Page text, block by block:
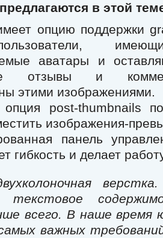
в этой
опцию поддержки
аватары и
отзывы и
этими изображениями.
опция post-thumbnails
изображения-
панель
гибкость и делает
текстовое
всего. В наше время
важных